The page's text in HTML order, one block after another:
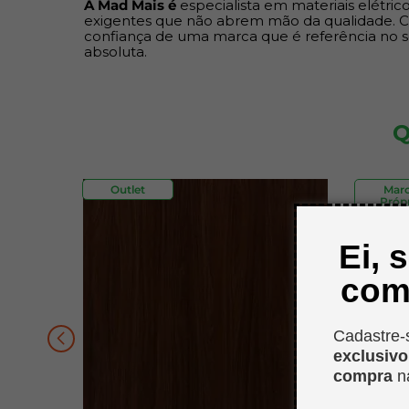
Ei,
exclusivo
compra
A Mad Mais é especialista em materiais
exigentes que não abrem mão da qualidade.
confiança de uma marca que é referência no
absoluta.
Outlet